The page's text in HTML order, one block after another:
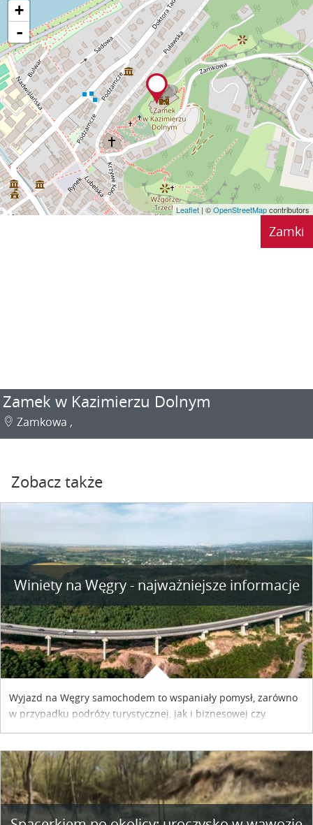
+
-
Leaflet | ©OpenStreetMapcontributors
Zamki
Zamek w Kazimierzu Dolnym
Zamkowa ,
Zobacz także
Winiety na Węgry - najważniejsze informacje
Wyjazd na Węgry samochodem to wspaniały pomysł, zarówno
w przypadku podróży turystycznej, jak i biznesowej czy
służbowej. Pamiętać tylko trzeba o wykupieniu winiety, co
współpracy reklamowej z Hungary Vignette.